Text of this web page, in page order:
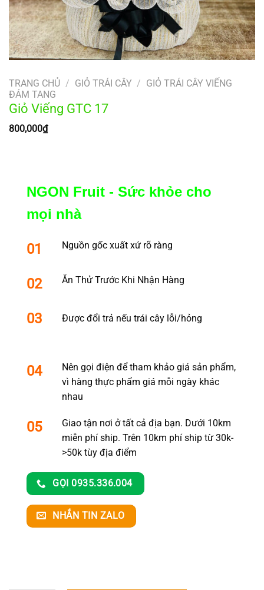
TRANG CHỦ / GIỎ TRÁI CÂY / GIỎ TRÁI CÂY VIẾNG
ĐÁM TANG
Giỏ Viếng GTC 17
800,000₫
NGON Fruit - Sức khỏe cho
mọi nhà
01 Nguồn gốc xuất xứ rõ ràng
02 Ăn Thử Trước Khi Nhận Hàng
03 Được đổi trả nếu trái cây lỗi/hỏng
04
Nên gọi điện để tham khảo giá sản phẩm,
vì hàng thực phẩm giá mỗi ngày khác
nhau
05
Giao tận nơi ở tất cả địa bạn. Dưới 10km
miễn phí ship. Trên 10km phí ship từ 30k-
>50k tùy địa điểm
GỌI 0935.336.004
NHẮN TIN ZALO